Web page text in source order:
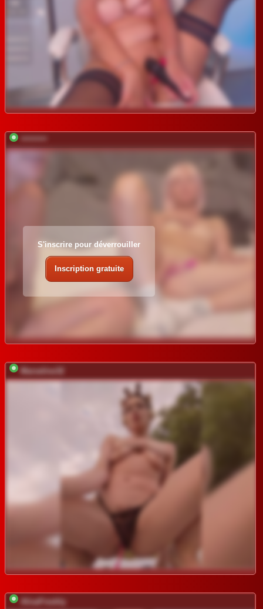
S'inscrire pour déverrouiller
Inscription gratuite
Marseline32
AlisaFreshly